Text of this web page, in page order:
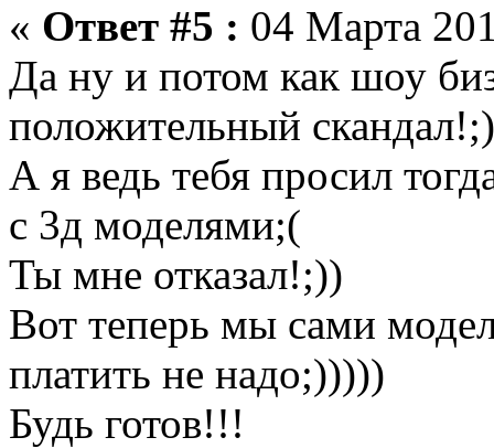
« Ответ #5 : 04 Марта
Да ну и потом как шоу
положительный скандал!;)
А я ведь тебя просил
с 3д моделями;(
Ты мне отказал!;))
Вот теперь мы сами
платить не надо;)))))
Будь готов!!!